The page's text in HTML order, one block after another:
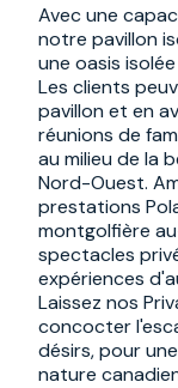
Avec une
notre pavillon
une oasis
Les clients
pavillon et en
réunions de
au milieu de la
Nord-Ouest.
prestations
montgolfière
spectacles
expériences
Laissez nos
concocter
désirs, pour
nature